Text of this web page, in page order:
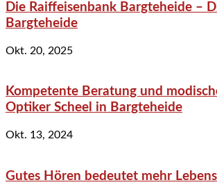
Die Raiffeisenbank Bargteheide –
Bargteheide
Okt. 20, 2025
Kompetente Beratung und
Optiker Scheel in Bargteheide
Okt. 13, 2024
Gutes Hören bedeutet mehr